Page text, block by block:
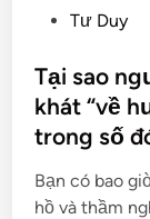
Tư Duy
Tại sao
khát “về
trong số
Bạn có bao
hồ và thầm